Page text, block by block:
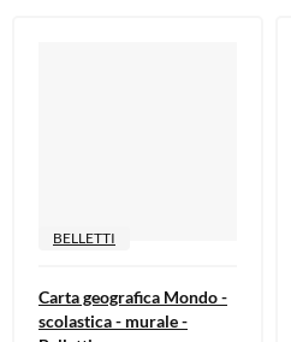
BELLETTI
Carta geografica Mondo -
scolastica - murale -